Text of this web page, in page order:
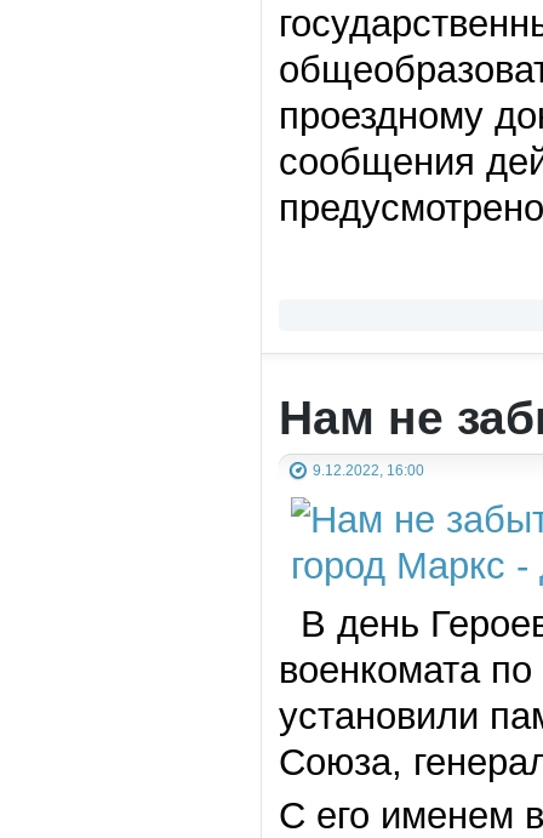
проездному
сообщения
Нам не
9.12.2022, 16:00
В день
военкомата
установили
Союза,
С его именем